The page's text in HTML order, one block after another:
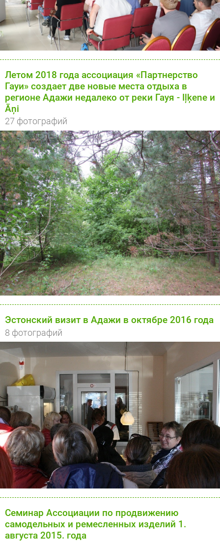
Летом 2018 года aссоциация «Партнерство
Гауи» создает две новые местa отдыха в
регионе Адажи недалеко от реки Гауя - Iļķene и
Āņi
27 фотографий
Эстонский визит в Адажи в октябре 2016 года
8 фотографий
Cеминар Ассоциации по продвижению
самодельных и ремесленных изделий 1.
августа 2015. года